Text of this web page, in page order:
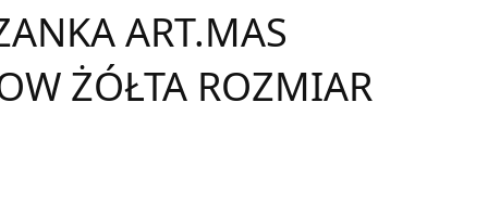
ART.MAS
ŻÓŁTA ROZMIAR